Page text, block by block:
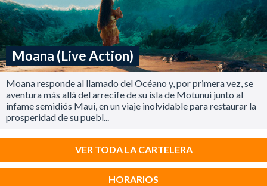
Moana (Live Action)
Moana responde al llamado del Océano y, por primera vez, se
aventura más allá del arrecife de su isla de Motunui junto al
infame semidiós Maui, en un viaje inolvidable para restaurar la
prosperidad de su puebl...
VER TODA LA CARTELERA
HORARIOS